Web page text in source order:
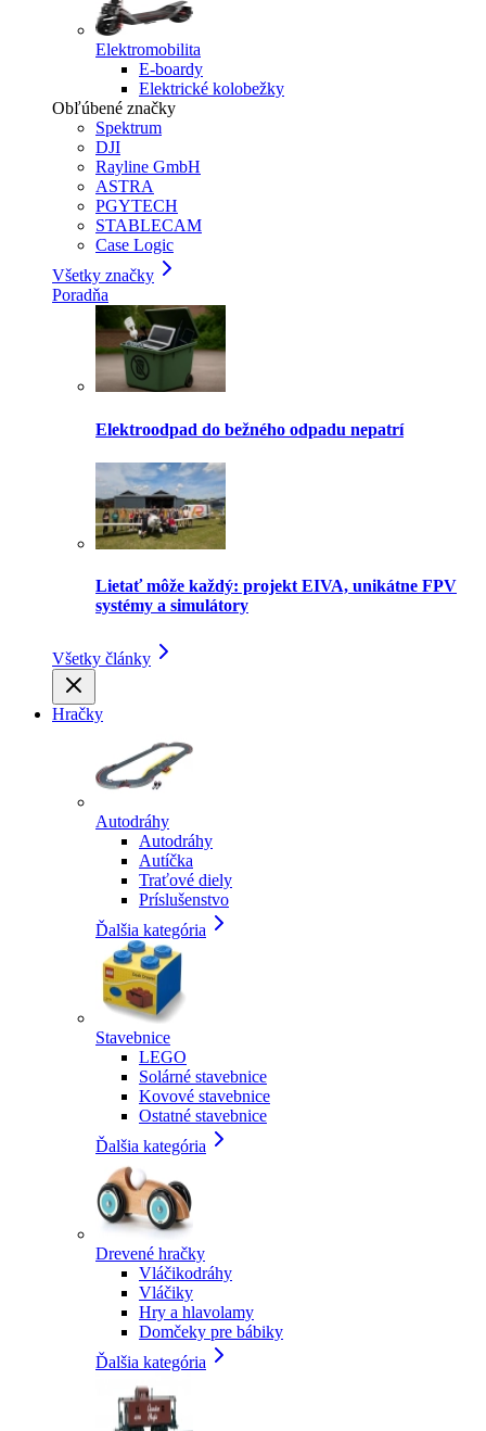
Elektromobilita
E-boardy
Elektrické kolobežky
Obľúbené značky
Spektrum
DJI
Rayline GmbH
ASTRA
PGYTECH
STABLECAM
Case Logic
Všetky značky
Poradňa
Elektroodpad do bežného odpadu nepatrí
Lietať môže každý: projekt EIVA, unikátne FPV
systémy a simulátory
Všetky články
Hračky
Autodráhy
Autodráhy
Autíčka
Traťové diely
Príslušenstvo
Ďalšia kategória
Stavebnice
LEGO
Solárné stavebnice
Kovové stavebnice
Ostatné stavebnice
Ďalšia kategória
Drevené hračky
Vláčikodráhy
Vláčiky
Hry a hlavolamy
Domčeky pre bábiky
Ďalšia kategória